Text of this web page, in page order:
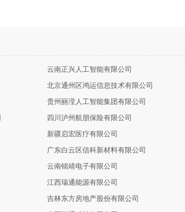
云南正兴人工智能有限公司
北京通州区鸿运信息技术有限公司
贵州丽滢人工智能集团有限公司
四川泸州航朋保险有限公司
新疆启宏医疗有限公司
广东白云区信科新材料有限公司
云南锦靖电子有限公司
江西瑞通能源有限公司
吉林东方房地产股份有限公司